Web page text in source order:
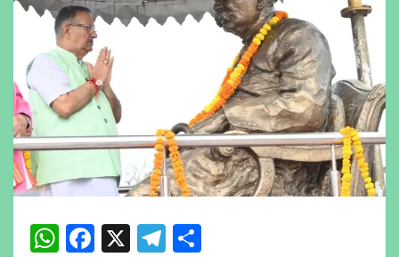
WhatsApp
Facebook
X Telegram